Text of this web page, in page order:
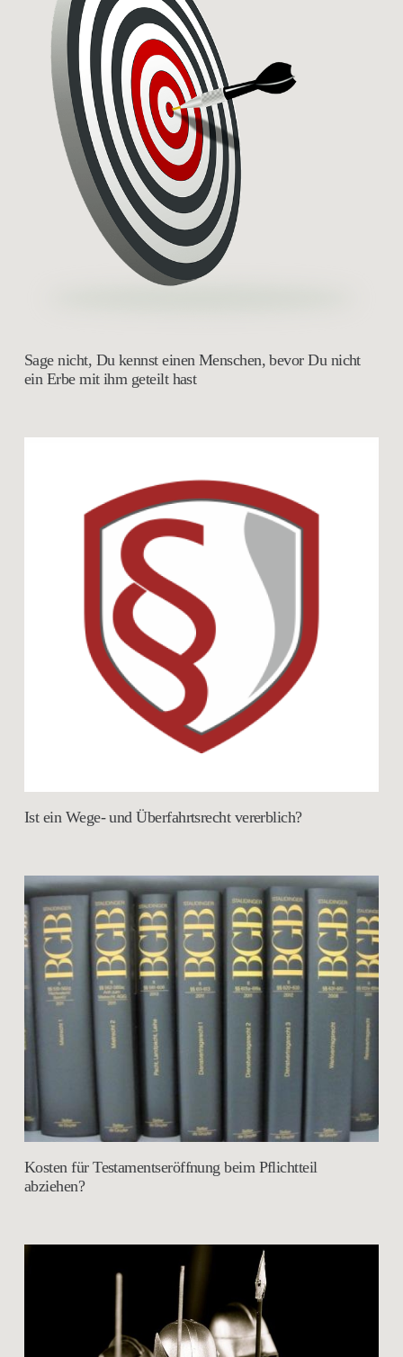
Sage nicht, Du kennst einen Menschen, bevor Du nicht
ein Erbe mit ihm geteilt hast
Ist ein Wege- und Überfahrtsrecht vererblich?
Kosten für Testamentseröffnung beim Pflichtteil
abziehen?